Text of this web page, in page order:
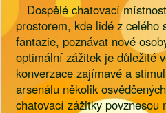
Dospělé chatovací
prostorem, kde lidé z celého
fantazie, poznávat nové
optimální zážitek je důležité
konverzace zajímavé a
arsenálu několik
chatovací zážitky povznesou